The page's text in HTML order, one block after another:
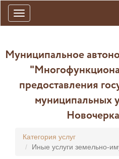
Toggle
navigation
Муниципальное
предоставления
муниципальных
Категория услуг
Иные услуги земельно-